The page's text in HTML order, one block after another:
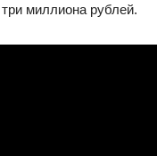
миллиона рублей.